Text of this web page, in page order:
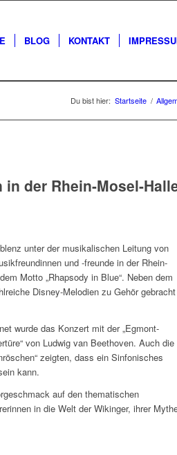
BLOG KONTAKT
Du bist hier: Startseite /
der Rhein-Mosel-
unter der musikalischen Leitung von
und -freunde in der Rhein-
Motto „Rhapsody in Blue“. Neben dem
Disney-Melodien zu Gehör gebracht
wurde das Konzert mit der „Egmont-
von Ludwig van Beethoven. Auch die
zeigten, dass ein Sinfonisches
kann.
auf den thematischen
in die Welt der Wikinger, ihrer